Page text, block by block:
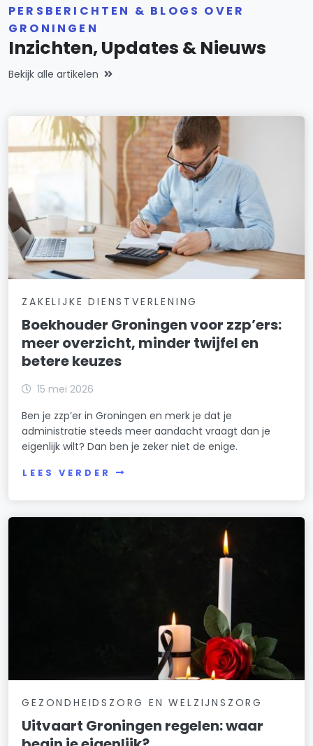
PERSBERICHTEN & BLOGS OVER
GRONINGEN
Inzichten, Updates & Nieuws
Bekijk alle artikelen
ZAKELIJKE DIENSTVERLENING
Boekhouder Groningen voor zzp’ers:
meer overzicht, minder twijfel en
betere keuzes
15 mei 2026
Ben je zzp’er in Groningen en merk je dat je
administratie steeds meer aandacht vraagt dan je
eigenlijk wilt? Dan ben je zeker niet de enige.
LEES VERDER
GEZONDHEIDSZORG EN WELZIJNSZORG
Uitvaart Groningen regelen: waar